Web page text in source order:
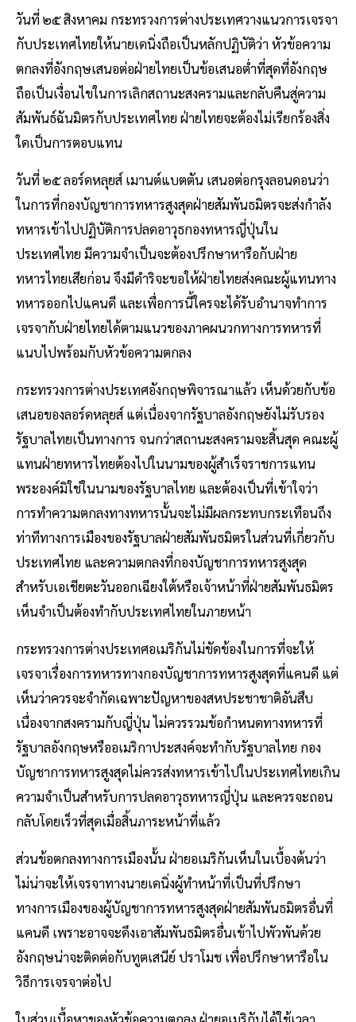
วันที่ ๒๕ สิงหาคม กระทรวงการต่างประเทศวางแนวการเจรจา
กับประเทศไทยให้นายเดนิ่งถือเป็นหลักปฏิบัติว่า หัวข้อความ
ตกลงที่อังกฤษเสนอต่อฝ่ายไทยเป็นข้อเสนอตํ่าที่สุดที่อังกฤษ
ถือเป็นเงื่อนไขในการเลิกสถานะสงครามและกลับคืนสู่ความ
สัมพันธ์ฉันมิตรกับประเทศไทย ฝ่ายไทยจะต้องไม่เรียกร้องสิ่ง
ใดเป็นการตอบแทน
วันที่ ๒๕ ลอร์ดหลุยส์ เมานต์แบตตัน เสนอต่อกรุงลอนดอนว่า
ในการที่กองบัญชาการทหารสูงสุดฝ่ายสัมพันธมิตรจะส่งกำลัง
ทหารเข้าไปปฏิบัติการปลดอาวุธกองทหารญี่ปุ่นใน
ประเทศไทย มีความจำเป็นจะต้องปรึกษาหารือกับฝ่าย
ทหารไทยเสียก่อน จึงมีดำริจะขอให้ฝ่ายไทยส่งคณะผู้แทนทาง
ทหารออกไปแคนดี และเพื่อการนี้ใครจะได้รับอำนาจทำการ
เจรจากับฝ่ายไทยได้ตามแนวของภาคผนวกทางการทหารที่
แนบไปพร้อมกับหัวข้อความตกลง
กระทรวงการต่างประเทศอังกฤษพิจารณาแล้ว เห็นด้วยกับข้อ
เสนอของลอร์ดหลุยส์ แต่เนื่องจากรัฐบาลอังกฤษยังไม่รับรอง
รัฐบาลไทยเป็นทางการ จนกว่าสถานะสงครามจะสิ้นสุด คณะผู้
แทนฝ่ายทหารไทยต้องไปในนามของผู้สำเร็จราชการแทน
พระองค์มิใช่ในนามของรัฐบาลไทย และต้องเป็นที่เข้าใจว่า
การทำความตกลงทางทหารนั้นจะไม่มีผลกระทบกระเทือนถึง
ท่าทีทางการเมืองของรัฐบาลฝ่ายสัมพันธมิตรในส่วนที่เกี่ยวกับ
ประเทศไทย และความตกลงที่กองบัญชาการทหารสูงสุด
สำหรับเอเชียตะวันออกเฉียงใต้หรือเจ้าหน้าที่ฝ่ายสัมพันธมิตร
เห็นจำเป็นต้องทำกับประเทศไทยในภายหน้า
กระทรวงการต่างประเทศอเมริกันไม่ขัดข้องในการที่จะให้
เจรจาเรื่องการทหารทางกองบัญชาการทหารสูงสุดที่แคนดี แต่
เห็นว่าควรจะจำกัดเฉพาะปัญหาของสหประชาชาติอันสืบ
เนื่องจากสงครามกับญี่ปุ่น ไม่ควรรวมข้อกำหนดทางทหารที่
รัฐบาลอังกฤษหรืออเมริกาประสงค์จะทำกับรัฐบาลไทย กอง
บัญชาการทหารสูงสุดไม่ควรส่งทหารเข้าไปในประเทศไทยเกิน
ความจำเป็นสำหรับการปลดอาวุธทหารญี่ปุ่น และควรจะถอน
กลับโดยเร็วที่สุดเมื่อสิ้นภาระหน้าที่แล้ว
ส่วนข้อตกลงทางการเมืองนั้น ฝ่ายอเมริกันเห็นในเบื้องต้นว่า
ไม่น่าจะให้เจรจาทางนายเดนิ่งผู้ทำหน้าที่เป็นที่ปรึกษา
ทางการเมืองของผู้บัญชาการทหารสูงสุดฝ่ายสัมพันธมิตรอื่นที่
แคนดี เพราะอาจจะดึงเอาสัมพันธมิตรอื่นเข้าไปพัวพันด้วย
อังกฤษน่าจะติดต่อกับทูตเสนีย์ ปราโมช เพื่อปรึกษาหารือใน
วิธีการเจรจาต่อไป